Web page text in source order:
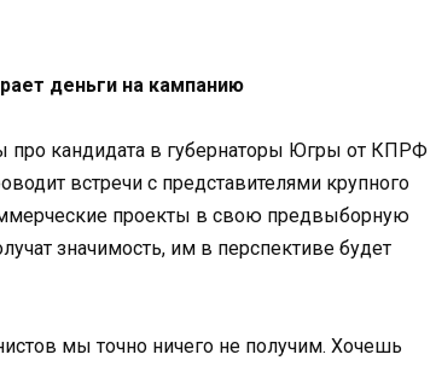
деньги на кампанию
кандидата в губернаторы Югры от КПРФ
встречи с представителями крупного
проекты в свою предвыборную
значимость, им в перспективе будет
мы точно ничего не получим. Хочешь